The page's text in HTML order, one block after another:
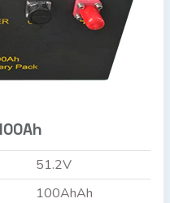
51.2V
100AhAh